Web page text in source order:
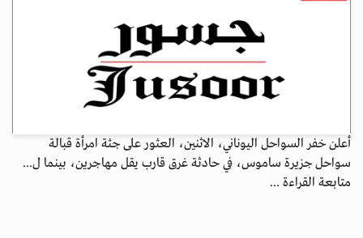
أعلن خفر السواحل اليوناني، الاثنين، العثور على جثة امرأة قبالة
سواحل جزيرة ساموس، في حادثة غرق قارب يقل مهاجرين، بينما ل...
متابعة القراءة ...